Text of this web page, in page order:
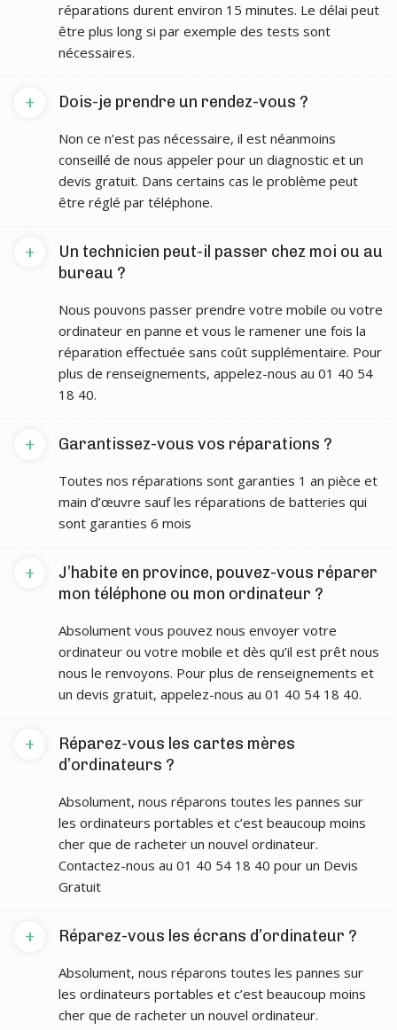
réparations durent environ 15 minutes. Le délai peut
être plus long si par exemple des tests sont
nécessaires.
Dois-je prendre un rendez-vous ?
+
Non ce n’est pas nécessaire, il est néanmoins
conseillé de nous appeler pour un diagnostic et un
devis gratuit. Dans certains cas le problème peut
être réglé par téléphone.
Un technicien peut-il passer chez moi ou au
bureau ?
+
Nous pouvons passer prendre votre mobile ou votre
ordinateur en panne et vous le ramener une fois la
réparation effectuée sans coût supplémentaire. Pour
plus de renseignements, appelez-nous au 01 40 54
18 40.
Garantissez-vous vos réparations ?
+
Toutes nos réparations sont garanties 1 an pièce et
main d’œuvre sauf les réparations de batteries qui
sont garanties 6 mois
J’habite en province, pouvez-vous réparer
mon téléphone ou mon ordinateur ?
+
Absolument vous pouvez nous envoyer votre
ordinateur ou votre mobile et dès qu’il est prêt nous
nous le renvoyons. Pour plus de renseignements et
un devis gratuit, appelez-nous au 01 40 54 18 40.
Réparez-vous les cartes mères
d’ordinateurs ?
+
Absolument, nous réparons toutes les pannes sur
les ordinateurs portables et c’est beaucoup moins
cher que de racheter un nouvel ordinateur.
Contactez-nous au 01 40 54 18 40 pour un Devis
Gratuit
Réparez-vous les écrans d’ordinateur ?
+
Absolument, nous réparons toutes les pannes sur
les ordinateurs portables et c’est beaucoup moins
cher que de racheter un nouvel ordinateur.